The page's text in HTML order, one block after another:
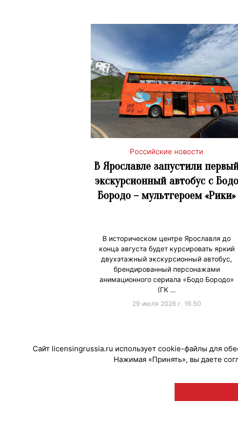
Российские новости
В Ярославле запустили
экскурсионный автобус с Бодо
Бородо – мультгероем «Рики»
В историческом центре Ярославля до
конца августа будет курсировать яркий
двухэтажный экскурсионный автобус,
брендированный персонажами
анимационного сериала «Бодо Бородо»
(ГК …
29 июля 2026 г. 16:50
©
Сайт licensingrussia.ru использует cookie-файлы для
Нажимая «Принять», вы даете